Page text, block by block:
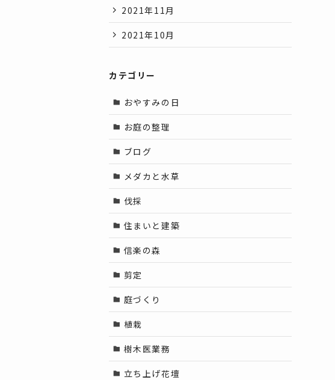
2021年11月
2021年10月
カテゴリー
おやすみの日
お庭の整理
ブログ
メダカと水草
伐採
住まいと建築
信楽の森
剪定
庭づくり
植栽
樹木医業務
立ち上げ花壇